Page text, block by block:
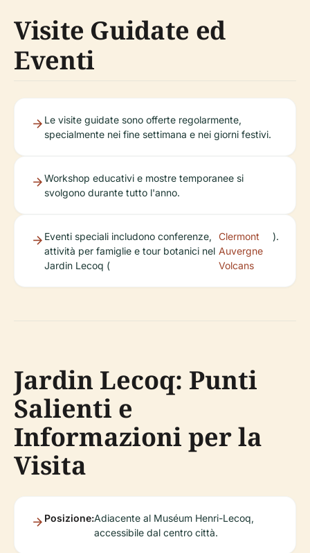
Visite Guidate ed
Eventi
Le visite guidate sono offerte regolarmente,
specialmente nei fine settimana e nei giorni festivi.
Workshop educativi e mostre temporanee si
svolgono durante tutto l'anno.
Eventi speciali includono conferenze,
attività per famiglie e tour botanici nel
Jardin Lecoq (
Clermont
Auvergne
Volcans
).
Jardin Lecoq: Punti
Salienti e
Informazioni per la
Visita
Posizione:Adiacente al Muséum Henri-Lecoq,
accessibile dal centro città.